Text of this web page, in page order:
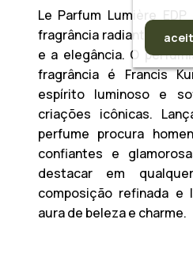
Le Parfum Lumière
fragrância radiante que
e a elegância. O
fragrância é Francis
espírito luminoso e
criações icônicas.
perfume procura
confiantes e
destacar em
composição refinada e
aura de beleza e charme.